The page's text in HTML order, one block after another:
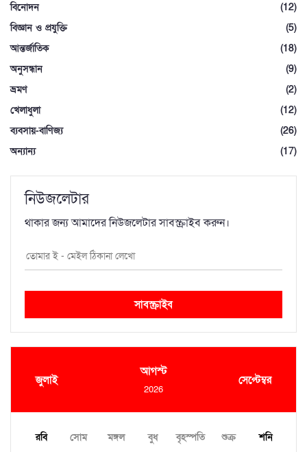
বিনোদন
(12)
বিজ্ঞান ও প্রযুক্তি
(5)
আন্তর্জাতিক
(18)
অনুসন্ধান
(9)
ভ্রমণ
(2)
খেলাধুলা
(12)
ব্যবসায়-বাণিজ্য
(26)
অন্যান্য
(17)
নিউজলেটার
থাকার জন্য আমাদের নিউজলেটার সাবস্ক্রাইব করুন।
সাবস্ক্রাইব
জুলাই
আগস্ট
2026
সেপ্টেম্বর
রবি সোম মঙ্গল বুধ বৃহস্পতি শুক্র শনি